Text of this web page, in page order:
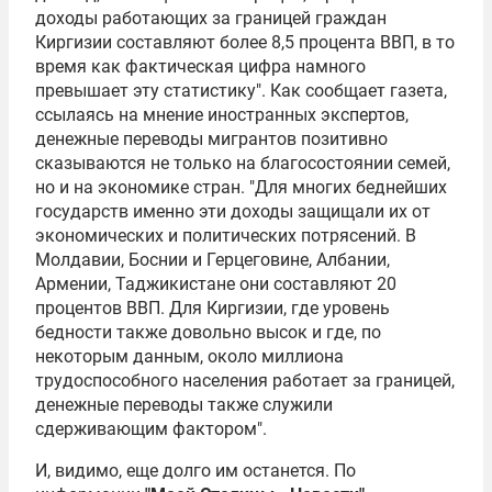
доходы работающих за границей граждан
Киргизии составляют более 8,5 процента ВВП, в то
время как фактическая цифра намного
превышает эту статистику". Как сообщает газета,
ссылаясь на мнение иностранных экспертов,
денежные переводы мигрантов позитивно
сказываются не только на благосостоянии семей,
но и на экономике стран. "Для многих беднейших
государств именно эти доходы защищали их от
экономических и политических потрясений. В
Молдавии, Боснии и Герцеговине, Албании,
Армении, Таджикистане они составляют 20
процентов ВВП. Для Киргизии, где уровень
бедности также довольно высок и где, по
некоторым данным, около миллиона
трудоспособного населения работает за границей,
денежные переводы также служили
сдерживающим фактором".
И, видимо, еще долго им останется. По